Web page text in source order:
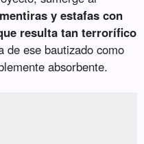
y estafas con
resulta tan terrorífico
de ese bautizado como
absorbente.